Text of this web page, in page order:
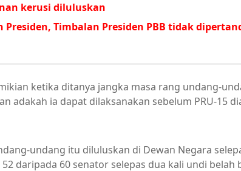
kerusi diluluskan
Presiden, Timbalan Presiden PBB tidak
ketika ditanya jangka masa rang undang-
adakah ia dapat dilaksanakan sebelum PRU-15
undang itu diluluskan di Dewan Negara
daripada 60 senator selepas dua kali undi belah